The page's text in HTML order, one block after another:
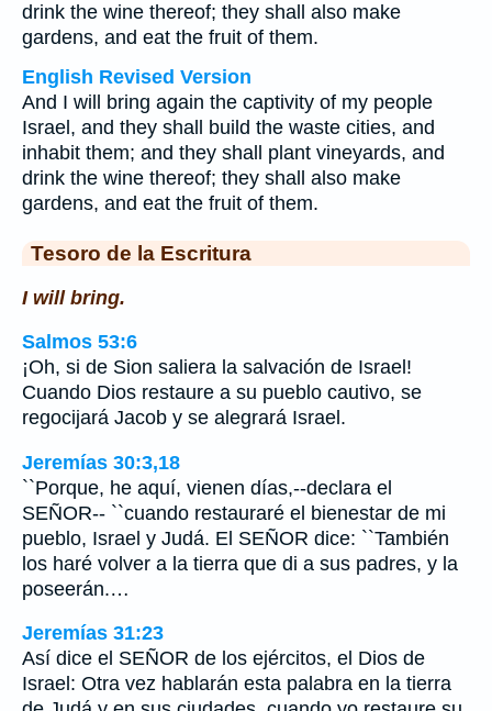
drink the wine thereof; they shall also make
gardens, and eat the fruit of them.
English Revised Version
And I will bring again the captivity of my people
Israel, and they shall build the waste cities, and
inhabit them; and they shall plant vineyards, and
drink the wine thereof; they shall also make
gardens, and eat the fruit of them.
Tesoro de la Escritura
I will bring.
Salmos 53:6
¡Oh, si de Sion saliera la salvación de Israel!
Cuando Dios restaure a su pueblo cautivo, se
regocijará Jacob y se alegrará Israel.
Jeremías 30:3,18
``Porque, he aquí, vienen días,--declara el
SEÑOR-- ``cuando restauraré el bienestar de mi
pueblo, Israel y Judá. El SEÑOR dice: ``También
los haré volver a la tierra que di a sus padres, y la
poseerán.…
Jeremías 31:23
Así dice el SEÑOR de los ejércitos, el Dios de
Israel: Otra vez hablarán esta palabra en la tierra